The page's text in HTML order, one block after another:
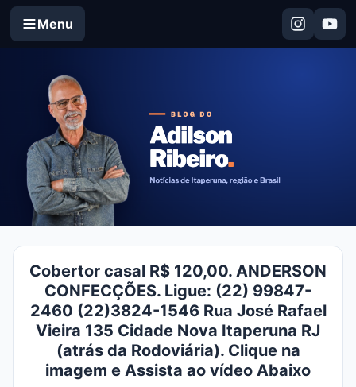
Menu
Cobertor casal R$ 120,00. ANDERSON
CONFECÇÕES. Ligue: (22) 99847-
2460 (22)3824-1546 Rua José Rafael
Vieira 135 Cidade Nova Itaperuna RJ
(atrás da Rodoviária). Clique na
imagem e Assista ao vídeo Abaixo